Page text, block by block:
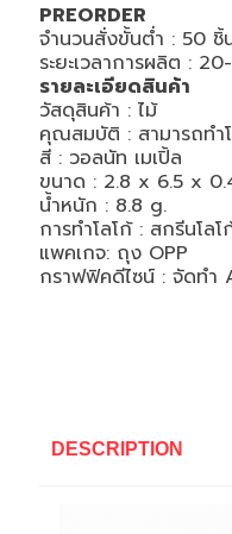
PREORDER
จำนวนสั่งขั้นต่ำ : 50 ชิ้
ระยะเวลาการผลิต :
รายละเอียดสินค้า
วัสดุสินค้า : ไม้
คุณสมบัติ : สามารถทำ
สี : วอลนัท เมเปิ้ล
ขนาด : 2.8 x 6.5 x
น้ำหนัก : 8.8 g.
การทำโลโก้ : สกรีนโลโ
แพคเกจ: ถุง OPP
กราฟฟิคดีไซน์ : จัดทำ
DESCRIPTION